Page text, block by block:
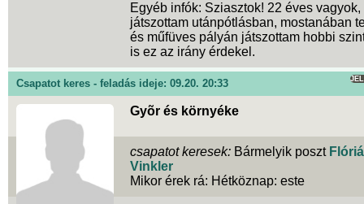
Egyéb infók: Sziasztok! 22 éves vagyok,
játszottam utánpótlásban, mostanában
és műfüves pályán játszottam hobbi
is ez az irány érdekel.
Csapatot keres - feladás ideje: 09.20. 20:33
Gyõr és környéke
csapatot keresek: Bármelyik poszt
Vinkler
Mikor érek rá: Hétköznap: este